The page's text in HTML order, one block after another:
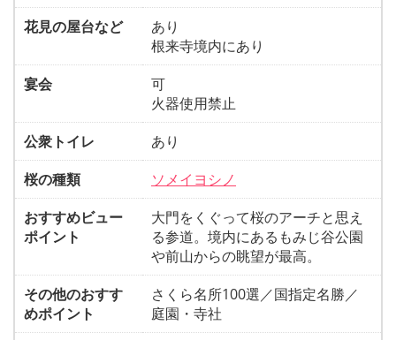
花見の屋台など
あり
根来寺境内にあり
宴会
可
火器使用禁止
公衆トイレ
あり
桜の種類
ソメイヨシノ
おすすめビュー
ポイント
大門をくぐって桜のアーチと思え
る参道。境内にあるもみじ谷公園
や前山からの眺望が最高。
その他のおすす
めポイント
さくら名所100選／国指定名勝／
庭園・寺社